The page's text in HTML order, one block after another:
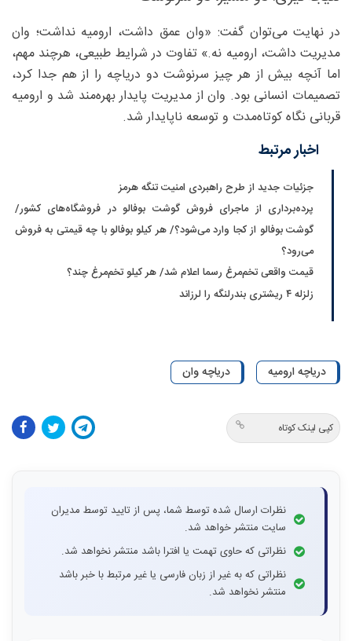
در نهایت می‌توان گفت: «وان عمق داشت، ارومیه نداشت؛ وان
مدیریت داشت، ارومیه نه.» تفاوت در شرایط طبیعی، هرچند مهم،
اما آنچه بیش از هر چیز سرنوشت دو دریاچه را از هم جدا کرد،
تصمیمات انسانی بود. وان از مدیریت پایدار بهره‌مند شد و ارومیه
قربانی نگاه کوتاه‌مدت و توسعه ناپایدار شد.
اخبار مرتبط
جزئیات جدید از طرح راهبردی امنیت تنگه هرمز
پرده‌برداری از ماجرای فروش گوشت بوفالو در فروشگاه‌های کشور/
گوشت بوفالو از کجا وارد می‌شود؟/ هر کیلو بوفالو با چه قیمتی به فروش
می‌رود؟
قیمت واقعی تخم‌مرغ رسما اعلام شد/ هر کیلو تخم‌مرغ چند؟
زلزله ۴ ریشتری بندرلنگه را لرزاند
دریاچه ارومیه دریاچه وان
کپی لینک کوتاه
نظرات ارسال شده توسط شما، پس از تایید توسط مدیران
سایت منتشر خواهد شد.
نظراتی که حاوی تهمت یا افترا باشد منتشر نخواهد شد.
نظراتی که به غیر از زبان فارسی یا غیر مرتبط با خبر باشد
منتشر نخواهد شد.